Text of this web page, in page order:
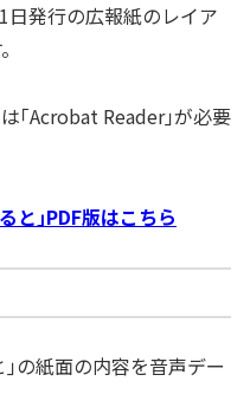
日発行の広報紙のレイア
｢Acrobat Reader｣が必要
と｣PDF版はこちら
の紙面の内容を音声デー